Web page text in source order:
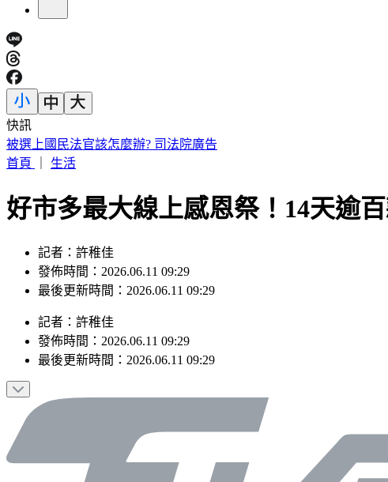
快訊
被選上國民法官該怎麼辦? 司法院廣告
首頁
生活
好市多最大線上感恩祭！14天逾
記者：許稚佳
發佈時間：2026.06.11 09:29
最後更新時間：2026.06.11 09:29
記者 ： 許稚佳
發佈時間： 2026.06.11 09:29
最後更新時間： 2026.06.11 09:29